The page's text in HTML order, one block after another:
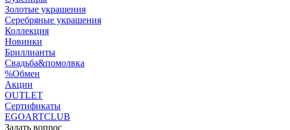
Золотые украшения
Серебряные украшения
Коллекция
Новинки
Бриллианты
Свадьба&помолвка
%Обмен
Акции
OUTLET
Сертификаты
EGOARTCLUB
Задать вопрос